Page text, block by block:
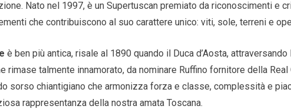
Nato nel 1997, è un Supertuscan premiato da riconoscimenti e
che contribuiscono al suo carattere unico: viti, sole, terreni e
è ben più antica, risale al 1890 quando il Duca d’Aosta,
rimase talmente innamorato, da nominare Ruffino fornitore della Real
sorso chiantigiano che armonizza forza e classe, complessità e
rappresentanza della nostra amata Toscana.